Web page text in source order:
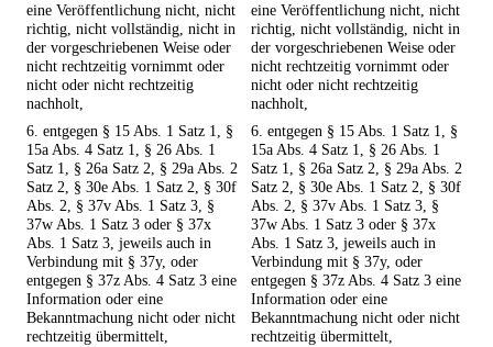
eine Veröffentlichung nicht, nicht
richtig, nicht vollständig, nicht in
der vorgeschriebenen Weise oder
nicht rechtzeitig vornimmt oder
nicht oder nicht rechtzeitig
nachholt,
eine Veröffentlichung nicht, nicht
richtig, nicht vollständig, nicht in
der vorgeschriebenen Weise oder
nicht rechtzeitig vornimmt oder
nicht oder nicht rechtzeitig
nachholt,
6. entgegen § 15 Abs. 1 Satz 1, §
15a Abs. 4 Satz 1, § 26 Abs. 1
Satz 1, § 26a Satz 2, § 29a Abs. 2
Satz 2, § 30e Abs. 1 Satz 2, § 30f
Abs. 2, § 37v Abs. 1 Satz 3, §
37w Abs. 1 Satz 3 oder § 37x
Abs. 1 Satz 3, jeweils auch in
Verbindung mit § 37y, oder
entgegen § 37z Abs. 4 Satz 3 eine
Information oder eine
Bekanntmachung nicht oder nicht
rechtzeitig übermittelt,
6. entgegen § 15 Abs. 1 Satz 1, §
15a Abs. 4 Satz 1, § 26 Abs. 1
Satz 1, § 26a Satz 2, § 29a Abs. 2
Satz 2, § 30e Abs. 1 Satz 2, § 30f
Abs. 2, § 37v Abs. 1 Satz 3, §
37w Abs. 1 Satz 3 oder § 37x
Abs. 1 Satz 3, jeweils auch in
Verbindung mit § 37y, oder
entgegen § 37z Abs. 4 Satz 3 eine
Information oder eine
Bekanntmachung nicht oder nicht
rechtzeitig übermittelt,